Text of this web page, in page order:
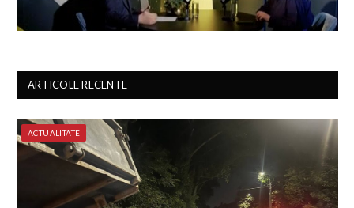
ARTICOLE RECENTE
ACTUALITATE